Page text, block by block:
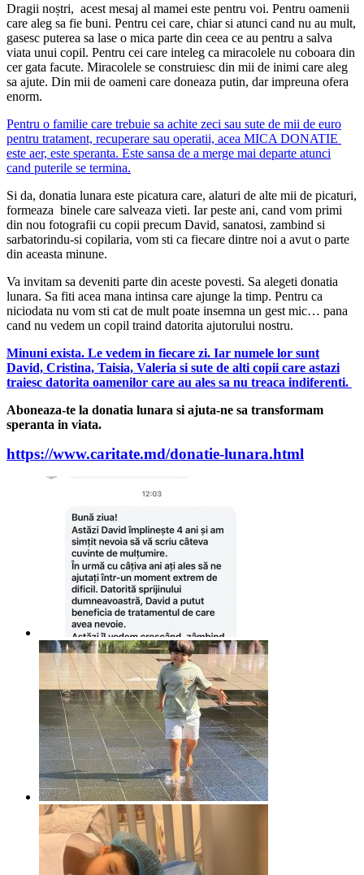
Dragii noștri, acest mesaj al mamei este pentru voi. Pentru oamenii
care aleg sa fie buni. Pentru cei care, chiar si atunci cand nu au mult,
gasesc puterea sa lase o mica parte din ceea ce au pentru a salva
viata unui copil. Pentru cei care inteleg ca miracolele nu coboara din
cer gata facute. Miracolele se construiesc din mii de inimi care aleg
sa ajute. Din mii de oameni care doneaza putin, dar impreuna ofera
enorm.
Pentru o familie care trebuie sa achite zeci sau sute de mii de euro
pentru tratament, recuperare sau operatii, acea MICA DONATIE
este aer, este speranta. Este sansa de a merge mai departe atunci
cand puterile se termina.
Si da, donatia lunara este picatura care, alaturi de alte mii de picaturi,
formeaza binele care salveaza vieti. Iar peste ani, cand vom primi
din nou fotografii cu copii precum David, sanatosi, zambind si
sarbatorindu-si copilaria, vom sti ca fiecare dintre noi a avut o parte
din aceasta minune.
Va invitam sa deveniti parte din aceste povesti. Sa alegeti donatia
lunara. Sa fiti acea mana intinsa care ajunge la timp. Pentru ca
niciodata nu vom sti cat de mult poate insemna un gest mic… pana
cand nu vedem un copil traind datorita ajutorului nostru.
Minuni exista. Le vedem in fiecare zi. Iar numele lor sunt
David, Cristina, Taisia, Valeria si sute de alti copii care astazi
traiesc datorita oamenilor care au ales sa nu treaca indiferenti.
Aboneaza-te la donatia lunara si ajuta-ne sa transformam
speranta in viata.
https://www.caritate.md/donatie-lunara.html